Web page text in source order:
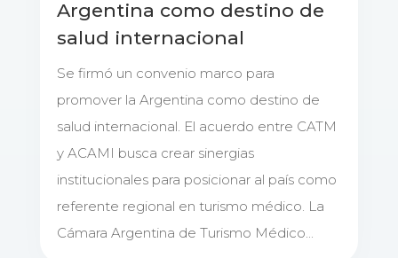
Argentina como destino de
salud internacional
Se firmó un convenio marco para
promover la Argentina como destino de
salud internacional. El acuerdo entre CATM
y ACAMI busca crear sinergias
institucionales para posicionar al país como
referente regional en turismo médico. La
Cámara Argentina de Turismo Médico...